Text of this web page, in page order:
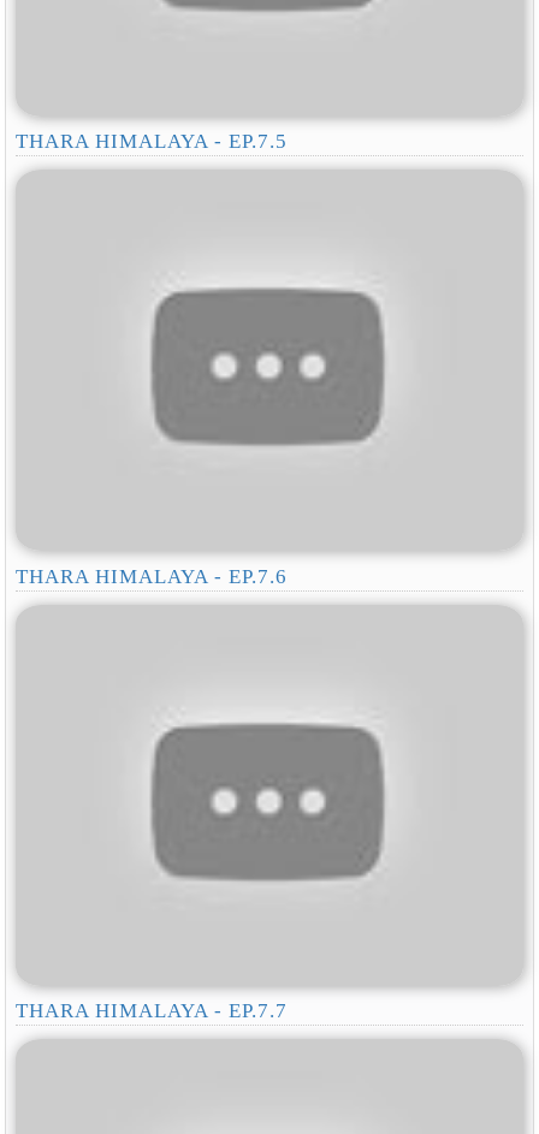
THARA HIMALAYA - EP.7.5
THARA HIMALAYA - EP.7.6
THARA HIMALAYA - EP.7.7